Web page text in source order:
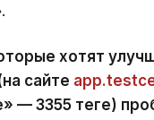
хотят
сайте
— 3355 теңге)